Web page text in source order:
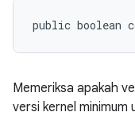
public boolean
Memeriksa apakah
versi kernel minimum